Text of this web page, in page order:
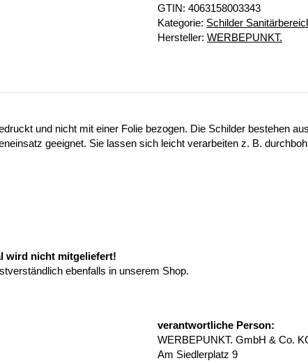
GTIN: 4063158003343
Kategorie: Schilder
Hersteller: WERBEPUNKT.
und nicht mit einer Folie bezogen. Die Schilder bestehen
geeignet. Sie lassen sich leicht verarbeiten z. B.
wird nicht mitgeliefert!
ebenfalls in unserem Shop.
verantwortliche Person:
WERBEPUNKT. GmbH & Co.
Am Siedlerplatz 9